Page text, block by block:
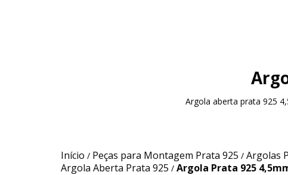
Argola aberta prata 925
Início / Peças para Montagem Prata 925 / Argolas
Argola Aberta Prata 925 / Argola Prata 925